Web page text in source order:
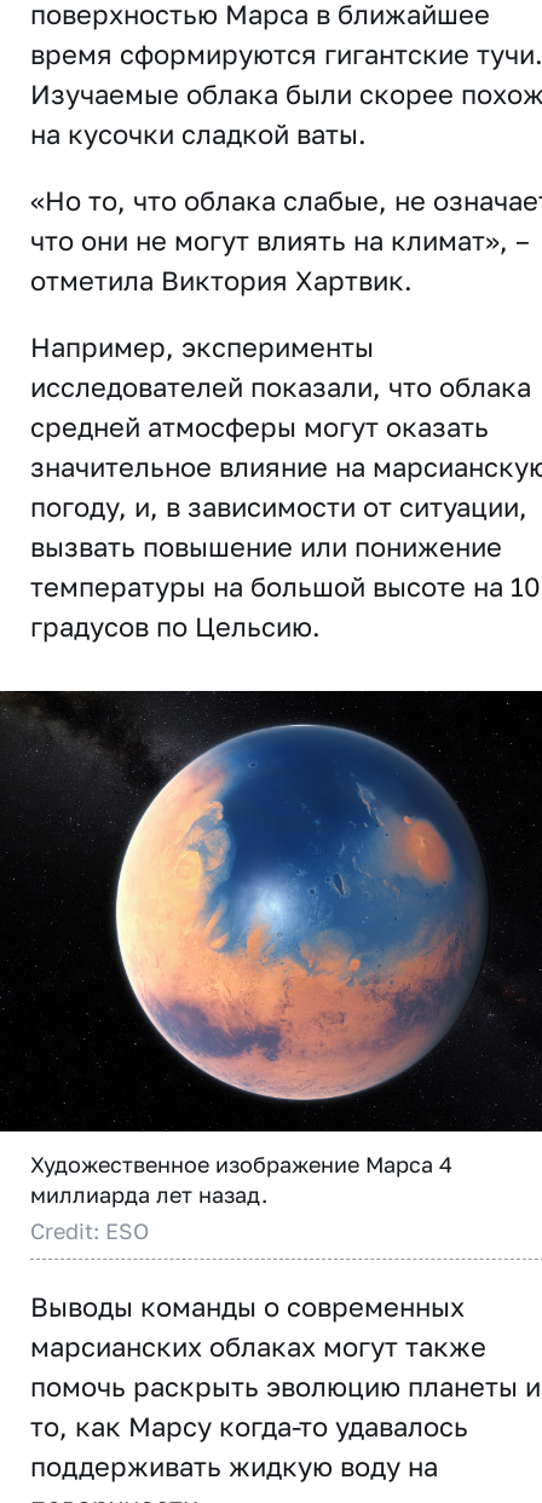
поверхностью Марса в ближайшее
время сформируются гигантские тучи.
Изучаемые облака были скорее
на кусочки сладкой ваты.
«Но то, что облака слабые, не
что они не могут влиять на климат», –
отметила Виктория Хартвик.
Например, эксперименты
исследователей показали, что облака
средней атмосферы могут оказать
значительное влияние на
погоду, и, в зависимости от ситуации,
вызвать повышение или понижение
температуры на большой высоте на 10
градусов по Цельсию.
Художественное изображение Марса 4
миллиарда лет назад.
Credit: ESO
Выводы команды о современных
марсианских облаках могут также
помочь раскрыть эволюцию планеты и
то, как Марсу когда-то удавалось
поддерживать жидкую воду на